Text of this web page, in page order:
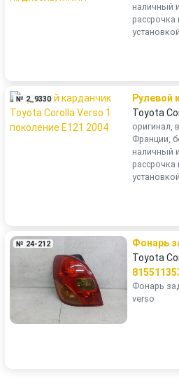
наличный
№ 2_9330
Рулевой
Toyota
оригинал,
Франции,
наличный
№ 24-212
Фонарь
Toyota
Фонарь
verso